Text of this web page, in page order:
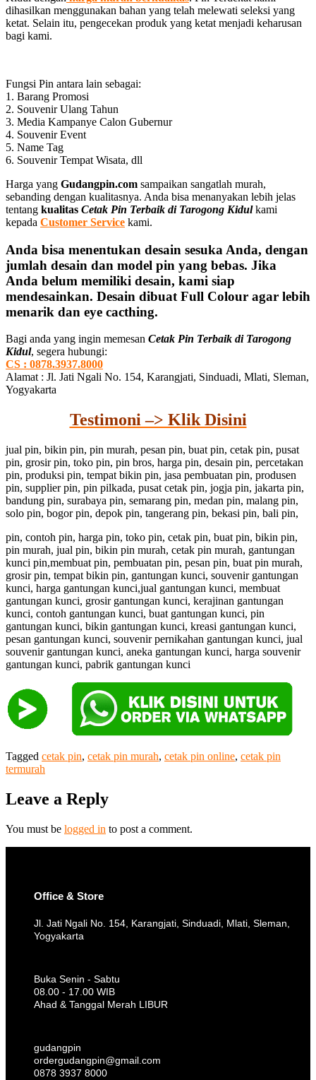
dihasilkan menggunakan bahan yang telah melewati seleksi yang
ketat. Selain itu, pengecekan produk yang ketat menjadi keharusan
bagi kami.
Fungsi Pin antara lain sebagai:
1. Barang Promosi
2. Souvenir Ulang Tahun
3. Media Kampanye Calon Gubernur
4. Souvenir Event
5. Name Tag
6. Souvenir Tempat Wisata, dll
Harga yang Gudangpin.com sampaikan sangatlah murah,
sebanding dengan kualitasnya. Anda bisa menanyakan lebih jelas
tentang kualitas Cetak Pin Terbaik di Tarogong Kidulkami
kepada Customer Service kami.
Anda bisa menentukan desain sesuka Anda, dengan
jumlah desain dan model pin yang bebas. Jika
Anda belum memiliki desain, kami siap
mendesainkan. Desain dibuat Full Colour agar lebih
menarik dan eye cacthing.
Bagi anda yang ingin memesan Cetak Pin Terbaik di Tarogong
Kidul, segera hubungi:
CS : 0878.3937.8000
Alamat : Jl. Jati Ngali No. 154, Karangjati, Sinduadi, Mlati, Sleman,
Yogyakarta
Testimoni –> Klik Disini
jual pin, bikin pin, pin murah, pesan pin, buat pin, cetak pin, pusat
pin, grosir pin, toko pin, pin bros, harga pin, desain pin, percetakan
pin, produksi pin, tempat bikin pin, jasa pembuatan pin, produsen
pin, supplier pin, pin pilkada, pusat cetak pin, jogja pin, jakarta pin,
bandung pin, surabaya pin, semarang pin, medan pin, malang pin,
solo pin, bogor pin, depok pin, tangerang pin, bekasi pin, bali pin,
pin, contoh pin, harga pin, toko pin, cetak pin, buat pin, bikin pin,
pin murah, jual pin, bikin pin murah, cetak pin murah, gantungan
kunci pin,membuat pin, pembuatan pin, pesan pin, buat pin murah,
grosir pin, tempat bikin pin, gantungan kunci, souvenir gantungan
kunci, harga gantungan kunci,jual gantungan kunci, membuat
gantungan kunci, grosir gantungan kunci, kerajinan gantungan
kunci, contoh gantungan kunci, buat gantungan kunci, pin
gantungan kunci, bikin gantungan kunci, kreasi gantungan kunci,
pesan gantungan kunci, souvenir pernikahan gantungan kunci, jual
souvenir gantungan kunci, aneka gantungan kunci, harga souvenir
gantungan kunci, pabrik gantungan kunci
Tagged cetak pin, cetak pin murah, cetak pin online, cetak pin
termurah
Leave a Reply
You must be logged in to post a comment.
Office & Store
Jl. Jati Ngali No. 154, Karangjati, Sinduadi, Mlati, Sleman,
Yogyakarta
Buka Senin - Sabtu
08.00 - 17.00 WIB
Ahad & Tanggal Merah LIBUR
gudangpin
ordergudangpin@gmail.com
0878 3937 8000